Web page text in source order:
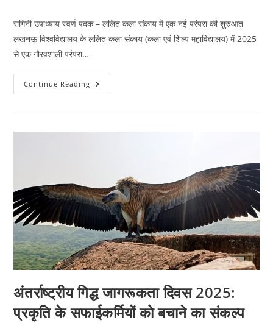
रागिनी उपाध्याय स्वर्ण पदक – ललित कला संकाय में एक नई परंपरा की शुरुआत
लखनऊ विश्वविद्यालय के ललित कला संकाय (कला एवं शिल्प महाविद्यालय) में 2025
से एक गौरवशाली परंपरा…
Continue Reading शिक्षा
में
उपाध्याय
अंतर्राष्ट्रीय गिद्ध जागरूकता दिवस 2025:
प्रकृति के सफाईकर्मियों को बचाने का संकल्प